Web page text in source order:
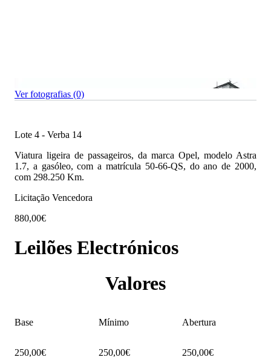
Ver fotografias (0)
Lote 4 - Verba 14
Viatura ligeira de passageiros, da marca Opel, modelo Astra
1.7, a gasóleo, com a matrícula 50-66-QS, do ano de 2000,
com 298.250 Km.
Licitação Vencedora
880,00€
Leilões Electrónicos
Valores
Base Mínimo Abertura
250,00€ 250,00€
250,00€